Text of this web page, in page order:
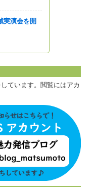
実演会を開
ています。閲覧にはアカ